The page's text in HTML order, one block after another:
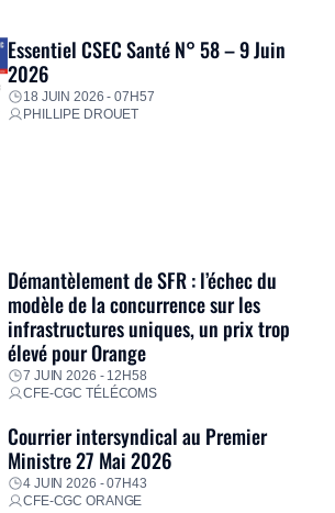
Essentiel CSEC Santé N° 58 – 9 Juin
2026
18 JUIN 2026 - 07H57
PHILLIPE DROUET
Démantèlement de SFR : l’échec du
modèle de la concurrence sur les
infrastructures uniques, un prix trop
élevé pour Orange
7 JUIN 2026 - 12H58
CFE-CGC TÉLÉCOMS
Courrier intersyndical au Premier
Ministre 27 Mai 2026
4 JUIN 2026 - 07H43
CFE-CGC ORANGE